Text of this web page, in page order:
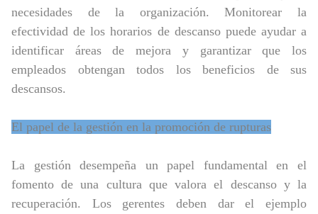
necesidades de la organización. Monitorear la
efectividad de los horarios de descanso puede ayudar a
identificar áreas de mejora y garantizar que los
empleados obtengan todos los beneficios de sus
descansos.
El papel de la gestión en la promoción de rupturas
La gestión desempeña un papel fundamental en el
fomento de una cultura que valora el descanso y la
recuperación. Los gerentes deben dar el ejemplo